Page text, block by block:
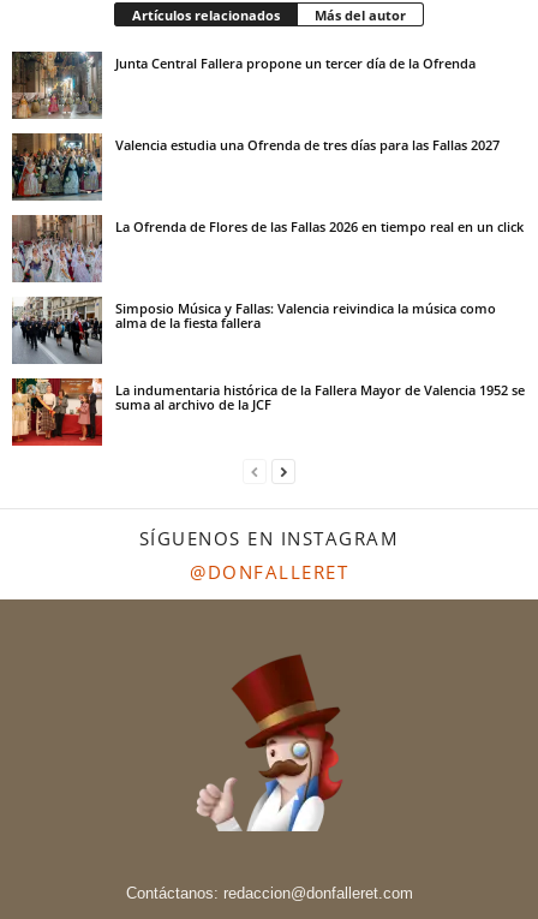
Artículos relacionados Más del autor
Junta Central Fallera propone un tercer día de la Ofrenda
Valencia estudia una Ofrenda de tres días para las Fallas 2027
La Ofrenda de Flores de las Fallas 2026 en tiempo real en un click
Simposio Música y Fallas: Valencia reivindica la música como
alma de la fiesta fallera
La indumentaria histórica de la Fallera Mayor de Valencia 1952 se
suma al archivo de la JCF
SÍGUENOS EN INSTAGRAM
@DONFALLERET
Contáctanos: redaccion@donfalleret.com